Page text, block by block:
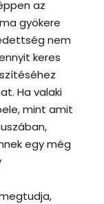
az
gyökere
nem
keres
Ha valaki
mint amit
egy még